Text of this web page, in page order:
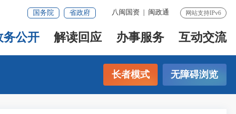
网站支持IPv6
八闽国资 闽政通
国务院 省政府
务公开 解读回应 办事服务 互动交流
长者模式 无障碍浏览